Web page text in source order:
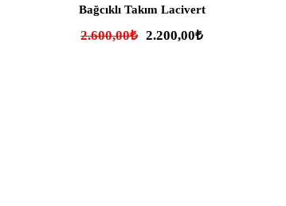
Bağcıklı Takım Lacivert
2.200,00₺
2.600,00₺